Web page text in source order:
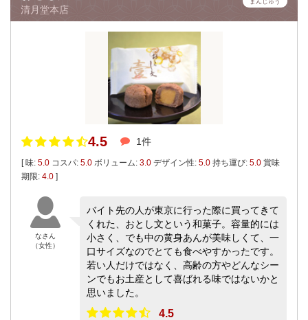
清月堂本店
まんじゅう
4.5 1件
[ 味: 5.0 コスパ: 5.0 ボリューム: 3.0 デザイン性: 5.0 持ち運び: 5.0 賞味
期限: 4.0 ]
なさん
（女性）
バイト先の人が東京に行った際に買ってきて
くれた、おとし文という和菓子。容量的には
小さく、でも中の黄身あんが美味しくて、一
口サイズなのでとても食べやすかったです。
若い人だけではなく、高齢の方やどんなシー
ンでもお土産として喜ばれる味ではないかと
思いました。
4.5